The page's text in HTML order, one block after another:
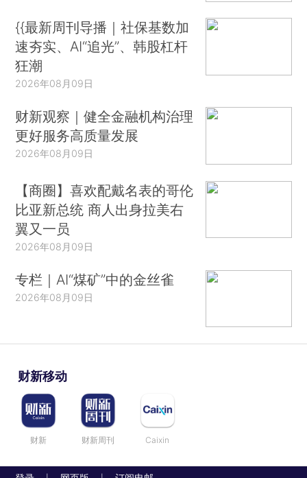
{{最新周刊导播｜社保基数加
速夯实、AI“追光”、韩股杠杆
狂潮
2026年08月09日
财新观察｜健全金融机构治理
更好服务高质量发展
2026年08月09日
【商圈】喜欢配戴名表的哥伦
比亚新总统 商人出身拉美右
翼又一员
2026年08月09日
专栏｜AI“煤矿”中的金丝雀
2026年08月09日
财新移动
财新 财新周刊 Caixin